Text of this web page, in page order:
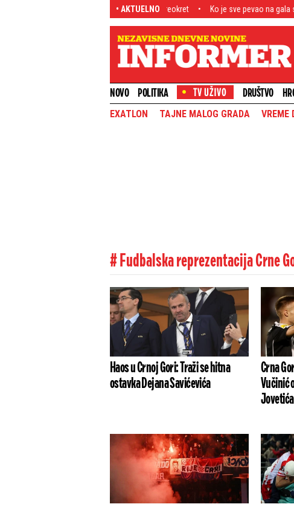
• AKTUELNO
a uskoro sledi neverovatan preokret Ko je sve pevao na gala slavlju u
NOVO POLITIKA DRUŠTVO
EXATLON TAJNE MALOG GRADA VREME
# Fudbalska reprezentacija Crne
Haos u Crnoj Gori: Traži se hitna
ostavka Dejana Savićevića
Crna
Vučinić
Jovetića